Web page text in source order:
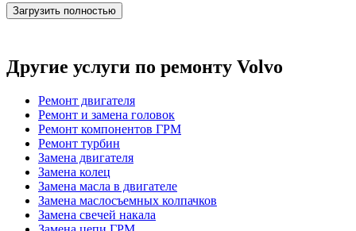
Загрузить полностью
Другие услуги по ремонту Volvo
Ремонт двигателя
Ремонт и замена головок
Ремонт компонентов ГРМ
Ремонт турбин
Замена двигателя
Замена колец
Замена масла в двигателе
Замена маслосъемных колпачков
Замена свечей накала